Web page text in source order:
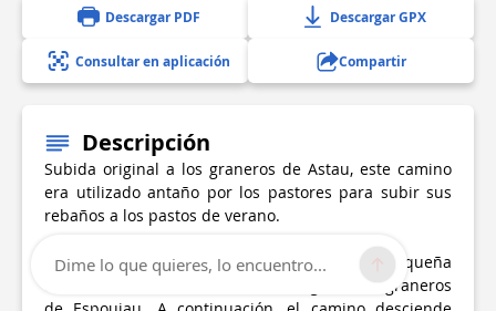
Descargar PDF Descargar GPX
Consultar en aplicación Compartir
Descripción
Subida original a los graneros de Astau, este camino
era utilizado antaño por los pastores para subir sus
rebaños a los pastos de verano.
Salga a la salida del pueblo de Oô y siga la pequeña
carretera entre las casas hasta llegar a los graneros
Dime lo que quieres, lo encuentro...